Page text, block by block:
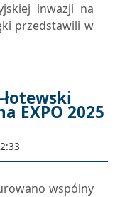
inwazji na
przedstawili w
EXPO 2025
wspólny